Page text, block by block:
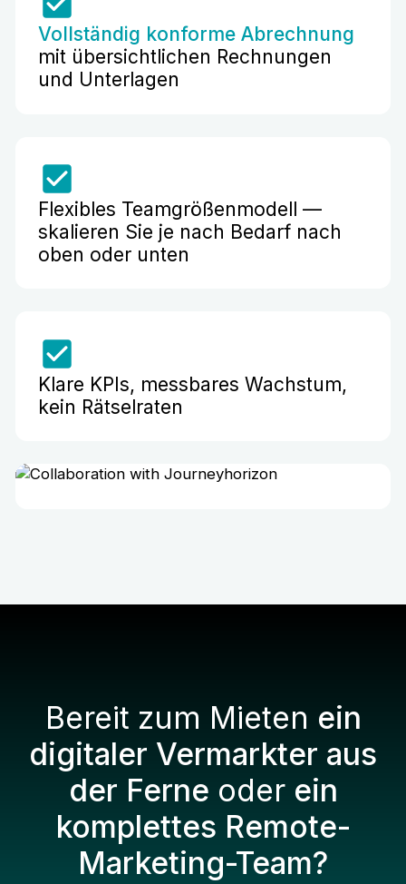
Vollständig konforme Abrechnung
mit übersichtlichen Rechnungen
und Unterlagen
Flexibles Teamgrößenmodell —
skalieren Sie je nach Bedarf nach
oben oder unten
Klare KPIs, messbares Wachstum,
kein Rätselraten
Bereit zum Mieten ein
digitaler Vermarkter aus
der Ferne oder ein
komplettes Remote-
Marketing-Team?